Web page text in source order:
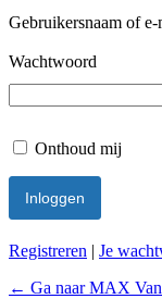
Gebruikersnaam of e-
Wachtwoord
Onthoud mij
Registreren | Je
← Ga naar MAX